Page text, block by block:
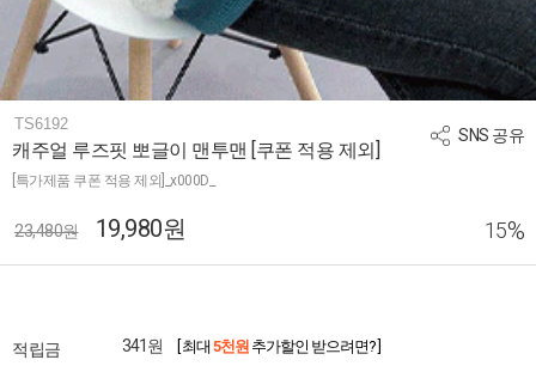
SNS 공유
TS6192
캐주얼 루즈핏 뽀글이 맨투맨 [쿠폰 적용 제외]
[특가제품 쿠폰 적용 제외]_x000D_
23,480원 19,980원 15%
적립금 341원 [ 최대 5천원 추가할인 받으려면? ]